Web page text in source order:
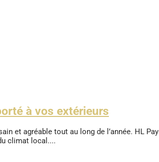
à vos extérieurs
et agréable tout au long de l’année. HL
climat local....